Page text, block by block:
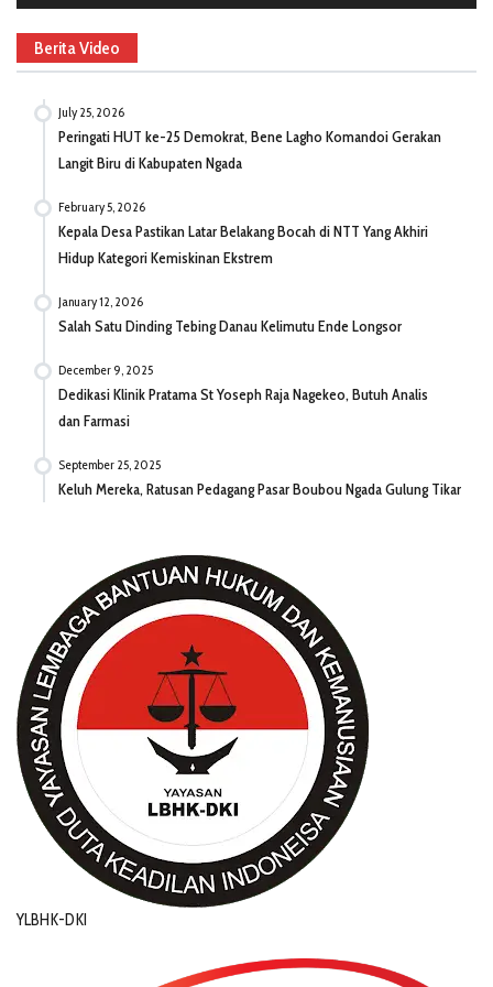
Berita Video
July 25, 2026
Peringati HUT ke-25 Demokrat, Bene Lagho Komandoi Gerakan
Langit Biru di Kabupaten Ngada
February 5, 2026
Kepala Desa Pastikan Latar Belakang Bocah di NTT Yang Akhiri
Hidup Kategori Kemiskinan Ekstrem
January 12, 2026
Salah Satu Dinding Tebing Danau Kelimutu Ende Longsor
December 9, 2025
Dedikasi Klinik Pratama St Yoseph Raja Nagekeo, Butuh Analis
dan Farmasi
September 25, 2025
Keluh Mereka, Ratusan Pedagang Pasar Boubou Ngada Gulung Tikar
YLBHK-DKI